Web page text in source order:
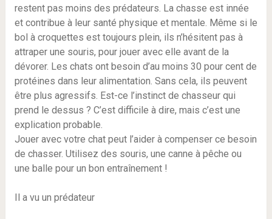
restent pas moins des prédateurs. La chasse est innée
et contribue à leur santé physique et mentale. Même si le
bol à croquettes est toujours plein, ils n’hésitent pas à
attraper une souris, pour jouer avec elle avant de la
dévorer. Les chats ont besoin d’au moins 30 pour cent de
protéines dans leur alimentation. Sans cela, ils peuvent
être plus agressifs. Est-ce l’instinct de chasseur qui
prend le dessus ? C’est difficile à dire, mais c’est une
explication probable.
Jouer avec votre chat peut l’aider à compenser ce besoin
de chasser. Utilisez des souris, une canne à pêche ou
une balle pour un bon entraînement !
Il a vu un prédateur